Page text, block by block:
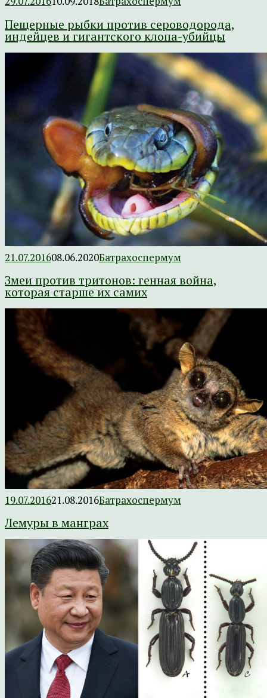
Пещерные рыбки против сероводорода,
индейцев и гигантского клопа-убийцы
21.07.201608.06.2020Батрахоспермум
Змеи против тритонов: генная война,
которая старше их самих
19.07.201621.08.2016Батрахоспермум
Лемуры в манграх